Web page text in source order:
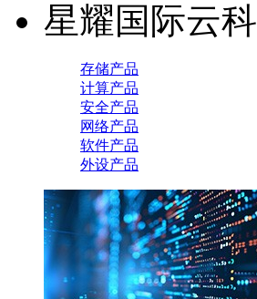
星耀国际云科
存储产品
计算产品
安全产品
网络产品
软件产品
外设产品